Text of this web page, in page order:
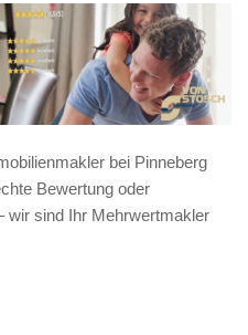
bei Pinneberg
Bewertung oder
wir sind Ihr Mehrwertmakler